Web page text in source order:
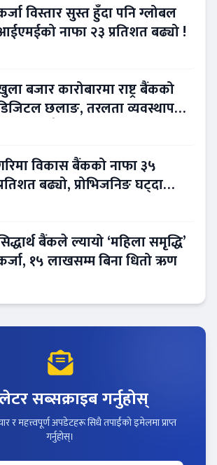
विस्तार सुस्त हुँदा पनि ग्लोबल
नाफा २३ प्रतिशत बढ्यो !
बजार कारोबारमा राष्ट्र बैंकको
छलाङ, तरलता व्यवस्थापन
विकास बैंकको नाफा ३५
बढ्यो, प्रोभिजनिङ घट्दा
बैंकले ल्यायो ‘महिला समृद्धि’
१५ लाखसम्म बिना धितो ऋण
सब्सक्राइब गर्नुहोस्
र महत्त्वपूर्ण अपडेटहरू सिधै तपाईंको इमेलमा प्राप्त
गर्नुहोस्।